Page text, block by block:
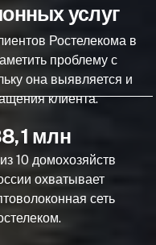
услуг
Ростелекома в
проблему с
она выявляется и
клиента.
млн
10 домохозяйств
охватывает
сеть